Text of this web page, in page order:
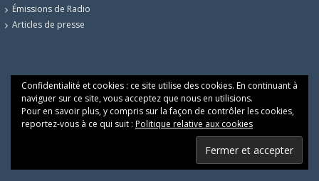
Émissions de Radio
Articles de presse
Confidentialité et cookies : ce site utilise des cookies. En continuant à
naviguer sur ce site, vous acceptez que nous en utilisions.
Pour en savoir plus, y compris sur la façon de contrôler les cookies,
reportez-vous à ce qui suit : Politique relative aux cookies